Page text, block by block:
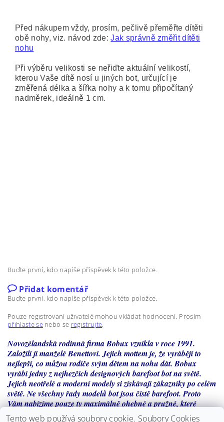
Před nákupem vždy, prosím, pečlivě přeměřte dítěti
obě nohy, viz. návod zde:Jak správně změřit dítěti
nohu
Při výběru velikosti se neřiďte aktuální velikostí,
kterou Vaše dítě nosí u jiných bot, určující je
změřená délka a šířka nohy a k tomu připočítaný
nadměrek, ideálně 1 cm.
Buďte první, kdo napíše příspěvek k této položce.
Přidat komentář
Buďte první, kdo napíše příspěvek k této položce.
Pouze registrovaní uživatelé mohou vkládat hodnocení. Prosím
přihlaste senebo se registrujte.
Novozélandská rodinná firma Bobux vznikla v roce 1991.
Založili ji manželé Benettovi. Jejich mottem je, že vyrábějí to
nejlepší, co můžou rodiče svým dětem na nohu dát. Bobux
vyrábí jedny z nejhezčích designových barefoot bot na světě.
Jejich neotřelé a moderní modely si získávají zákazníky po celém
světě. Ne všechny řady modelů bot jsou čistě barefoot. Proto
Vám nabízíme pouze ty maximálně ohebné a pružné, které
splňují podmínky barefootových bot. Jedná se o řadu pro první
Tento web používá soubory cookie. Soubory Cookies